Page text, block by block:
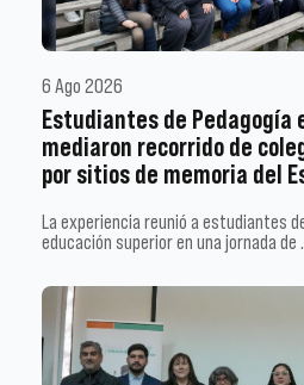
6 Ago 2026
Estudiantes de Pedagogía
mediaron recorrido de
por sitios de memoria del
La experiencia reunió a estudiantes
educación superior en una jornada de …